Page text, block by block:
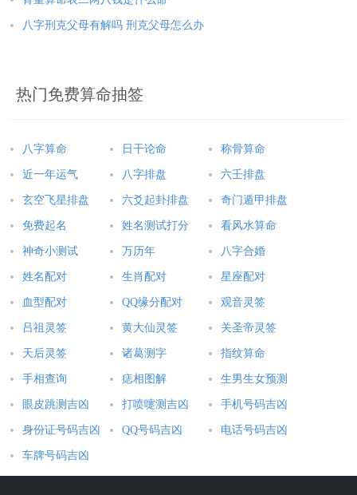
八字刑克父母有解吗 刑克父母怎么办
热门免费算命抽签
八字算命 日干论命 称骨算命
近一年运气 八字排盘 六壬排盘
玄空飞星排盘 六爻起卦排盘 奇门遁甲排盘
免费起名 姓名测试打分 看风水算命
神奇小测试 万历年 八字合婚
姓名配对 生肖配对 星座配对
血型配对 QQ缘分配对 观音灵签
吕祖灵签 黄大仙灵签 关圣帝灵签
天后灵签 诸葛测字 指纹算命
手相查询 痣相图解 生男生女预测
眼皮跳测吉凶 打喷嚏测吉凶 手机号码吉凶
身份证号码吉凶 QQ号码吉凶 电话号码吉凶
车牌号码吉凶